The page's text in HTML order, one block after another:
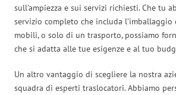
sull’ampiezza e sui servizi richiesti. Che tu
servizio completo che includa
mobili, o solo di un trasporto, possiamo
che si adatta alle tue esigenze e al tuo
Un altro vantaggio di scegliere la nostra
squadra di esperti traslocatori. Abbiamo